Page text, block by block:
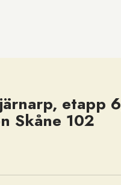
etapp
Skåne 102